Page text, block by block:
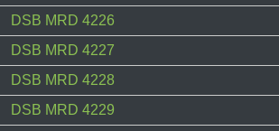
DSB MRD 4226
DSB MRD 4227
DSB MRD 4228
DSB MRD 4229